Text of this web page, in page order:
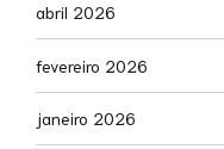
abril 2026
fevereiro 2026
janeiro 2026